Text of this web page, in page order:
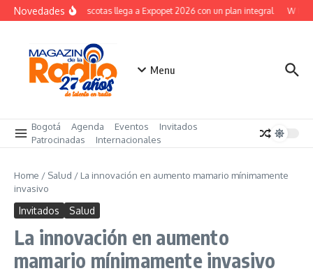
Saltar al contenido
NovedadesFixit Mascotas llega a Expopet 2026 con un plan integral W
Menu
Bogotá Agenda Eventos
Invitados
Patrocinadas
Internacionales
Home / Salud / La innovación en aumento mamario mínimamente
invasivo
Invitados Salud
La innovación en aumento
mamario mínimamente invasivo